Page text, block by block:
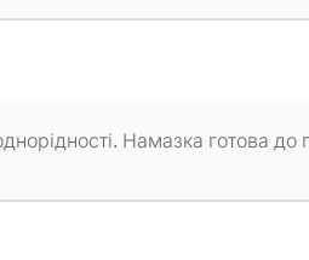
Намазка готова до